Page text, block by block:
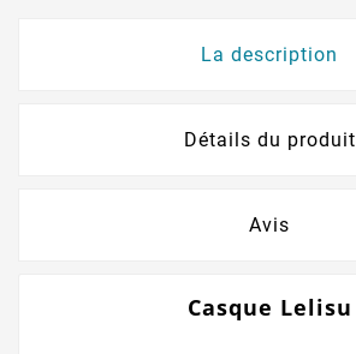
La description
Détails du produit
Avis
​Casque Lelisu